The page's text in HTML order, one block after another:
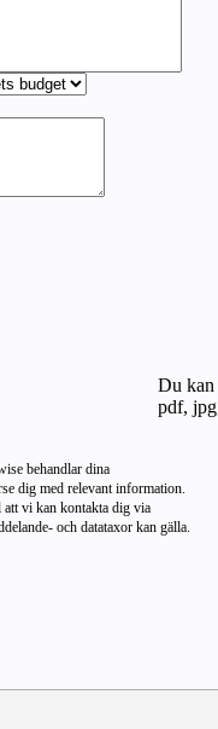
Du
pdf,
behandlar dina
dig med relevant information.
vi kan kontakta dig via
och datataxor kan gälla.